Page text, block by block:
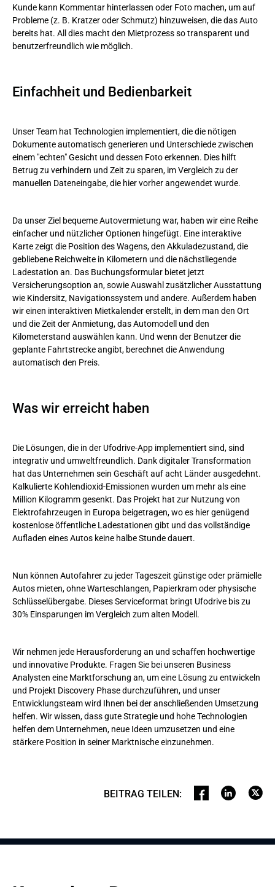
Kunde kann Kommentar hinterlassen oder Foto machen, um auf
Probleme (z. B. Kratzer oder Schmutz) hinzuweisen, die das Auto
bereits hat. All dies macht den Mietprozess so transparent und
benutzerfreundlich wie möglich.
Einfachheit und Bedienbarkeit
Unser Team hat Technologien implementiert, die die nötigen
Dokumente automatisch generieren und Unterschiede zwischen
einem "echten" Gesicht und dessen Foto erkennen. Dies hilft
Betrug zu verhindern und Zeit zu sparen, im Vergleich zu der
manuellen Dateneingabe, die hier vorher angewendet wurde.
Da unser Ziel bequeme Autovermietung war, haben wir eine Reihe
einfacher und nützlicher Optionen hingefügt. Eine interaktive
Karte zeigt die Position des Wagens, den Akkuladezustand, die
gebliebene Reichweite in Kilometern und die nächstliegende
Ladestation an. Das Buchungsformular bietet jetzt
Versicherungsoption an, sowie Auswahl zusätzlicher Ausstattung
wie Kindersitz, Navigationssystem und andere. Außerdem haben
wir einen interaktiven Mietkalender erstellt, in dem man den Ort
und die Zeit der Anmietung, das Automodell und den
Kilometerstand auswählen kann. Und wenn der Benutzer die
geplante Fahrtstrecke angibt, berechnet die Anwendung
automatisch den Preis.
Was wir erreicht haben
Die Lösungen, die in der Ufodrive-App implementiert sind, sind
integrativ und umweltfreundlich. Dank digitaler Transformation
hat das Unternehmen sein Geschäft auf acht Länder ausgedehnt.
Kalkulierte Kohlendioxid-Emissionen wurden um mehr als eine
Million Kilogramm gesenkt. Das Projekt hat zur Nutzung von
Elektrofahrzeugen in Europa beigetragen, wo es hier genügend
kostenlose öffentliche Ladestationen gibt und das vollständige
Aufladen eines Autos keine halbe Stunde dauert.
Nun können Autofahrer zu jeder Tageszeit günstige oder prämielle
Autos mieten, ohne Warteschlangen, Papierkram oder physische
Schlüsselübergabe. Dieses Serviceformat bringt Ufodrive bis zu
30% Einsparungen im Vergleich zum alten Modell.
Wir nehmen jede Herausforderung an und schaffen hochwertige
und innovative Produkte. Fragen Sie bei unseren Business
Analysten eine Marktforschung an, um eine Lösung zu entwickeln
und Projekt Discovery Phase durchzuführen, und unser
Entwicklungsteam wird Ihnen bei der anschließenden Umsetzung
helfen. Wir wissen, dass gute Strategie und hohe Technologien
helfen dem Unternehmen, neue Ideen umzusetzen und eine
stärkere Position in seiner Marktnische einzunehmen.
BEITRAG TEILEN: